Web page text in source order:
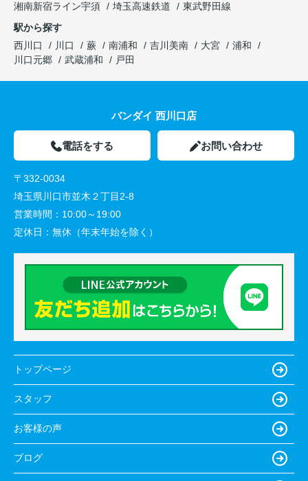
湘南新宿ライン宇須
埼玉高速鉄道
東武野田線
駅から探す
西川口
川口 蕨 南浦和 吉川美南 大宮
浦和
川口元郷
武蔵浦和 戸田
バンダイ 西川口店
電話をする お問い合わせ
〒332-0034
埼玉県川口市並木２丁目2-8
営業時間： 10:00～19:00
定休日： 無休（年末年始を除く）
トップページ
スタッフ
お客様の声
ブログ